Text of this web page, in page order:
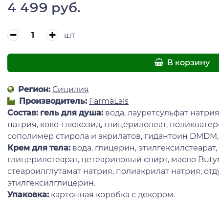
4 499 руб.
шт
В корзину
Регион: Сицилия
Производитель: FarmaLais
Состав: гель для душа: вода, лауретсульфат
натрия, коко-глюкозид, глицерилолеат,
сополимер стирола и акрилатов, гидантоин
Крем для тела: вода, глицерин,
глицерилстеарат, цетеариловый спирт, масло
стеароилглутамат натрия, полиакрилат натрия,
этилгексилглицерин.
Упаковка: картонная коробка с декором.